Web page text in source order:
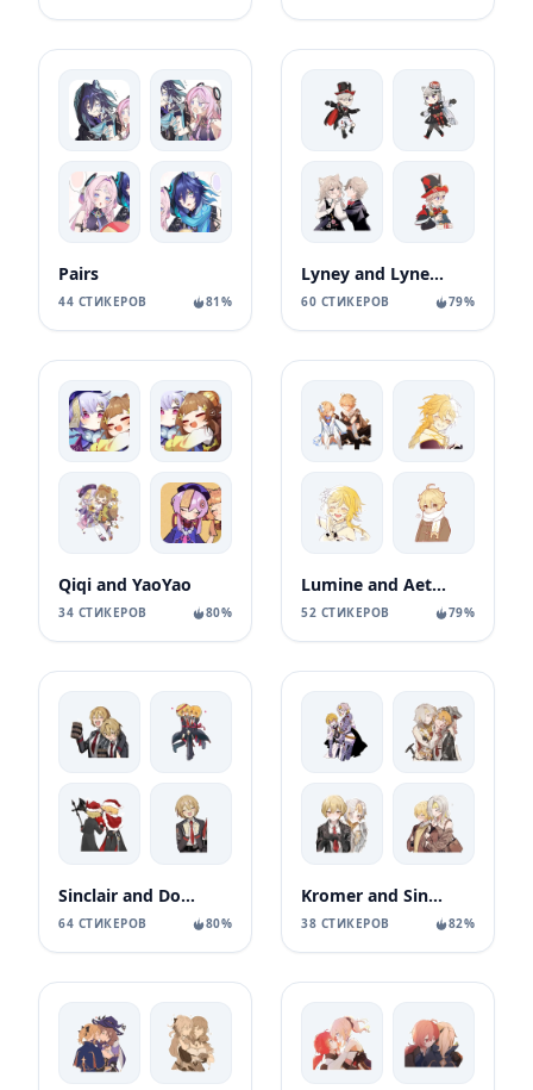
Pairs
44 СТИКЕРОВ 81%
Lyney and Lynette
60 СТИКЕРОВ 79%
Qiqi and YaoYao
34 СТИКЕРОВ 80%
Lumine and Aether
52 СТИКЕРОВ 79%
Sinclair and Don Quixote
64 СТИКЕРОВ 80%
Kromer and Sinclair
38 СТИКЕРОВ 82%